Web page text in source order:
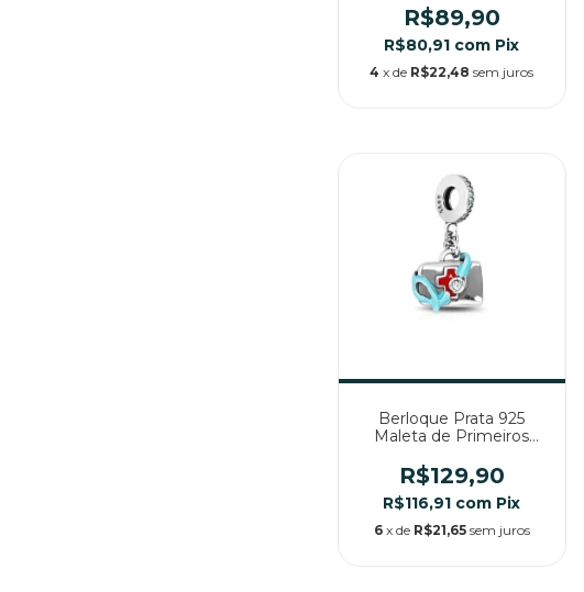
R$89,90
R$80,91 com Pix
4 x de R$22,48 sem juros
Berloque Prata 925
Maleta de Primeiros
R$129,90
R$116,91 com Pix
6 x de R$21,65 sem juros